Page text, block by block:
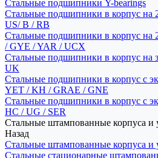
Стальные подшипники Y-bearings
Стальные подшипники в корпус на
US/ B / RB
Стальные подшипники в корпус на
/ GYE / YAR / UCX
Стальные подшипники в корпус на
UK
Стальные подшипники в корпус с
YET / KH / GRAE / GNE
Стальные подшипники в корпус с
HC / UG / SER
Стальные штампованные корпуса и
Назад
Стальные штампованные корпуса и
Стальные стационарные